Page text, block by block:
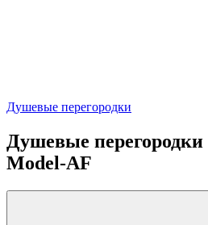
Душевые перегородки
Душевые перегородки
Model-AF